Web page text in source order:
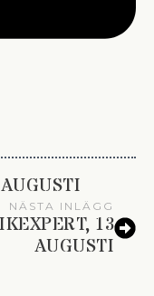
NÄSTA INLÄGG
13
AUGUSTI